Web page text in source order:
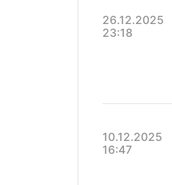
26.12.2025
23:18
10.12.2025
16:47